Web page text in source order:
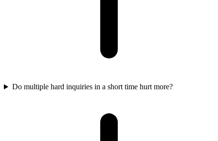
Do multiple hard inquiries in a short time hurt more?